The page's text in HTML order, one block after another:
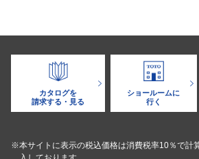
カタログを
請求する・見る
ショールームに
行く
※本サイトに表示の税込価格は消費税率10％で計